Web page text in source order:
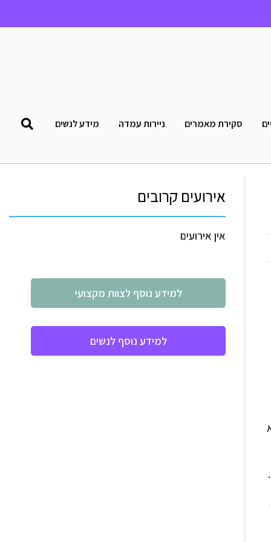
סקירת מאמרים ניירות עמדה מידע לנשים
אירועים קרובים
אין אירועים
למידע נוסף לצוות מקצועי
למידע נוסף לנשים